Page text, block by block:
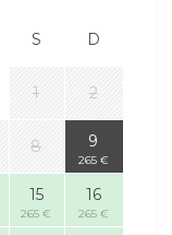
S D
1 2
8 9
265 €
15
265 €
16
265 €